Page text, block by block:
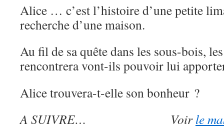
Alice … c’est l’histoire d’une petite
recherche d’une maison.
Au fil de sa quête dans les sous-bois,
rencontrera vont-ils pouvoir lui
Alice trouvera-t-elle son bonheur ?
A SUIVRE… Voirle